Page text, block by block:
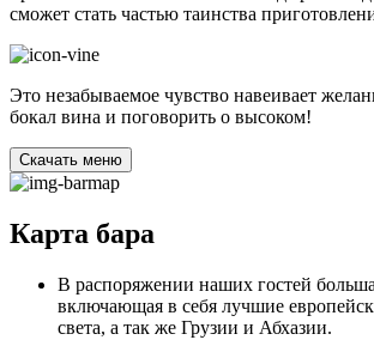
сможет стать частью таинства
Это незабываемое чувство навеивает
бокал вина и поговорить о высоком!
Cкачать меню
Карта бара
В распоряжении наших гостей
включающая в себя лучшие
света, а так же Грузии и Абхазии.